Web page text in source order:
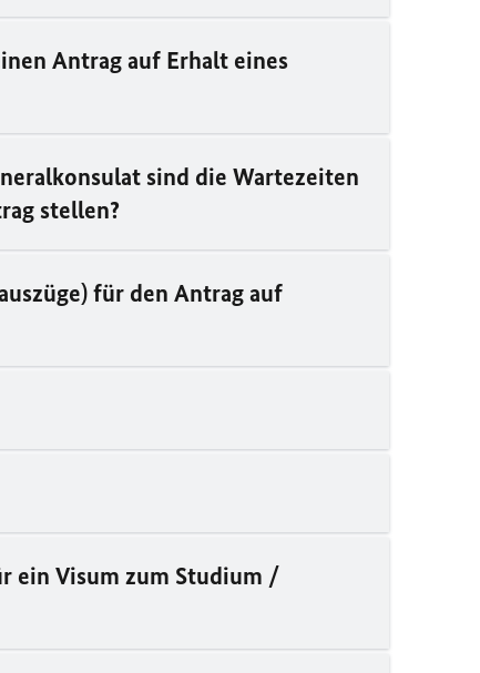
Antrag auf Erhalt eines
sind die Wartezeiten
stellen?
für den Antrag auf
ein Visum zum Studium /